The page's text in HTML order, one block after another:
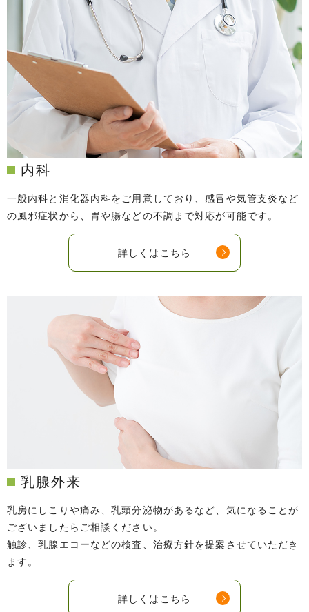
内科
一般内科と消化器内科をご用意しており、感冒や気管支炎など
の風邪症状から、
胃や腸などの不調まで対応が可能です。
詳しくはこちら
乳腺外来
乳房にしこりや痛み、乳頭分泌物があるなど、気になることが
ございましたらご相談ください。
触診、乳腺エコーなどの検査、治療方針を提案させていただき
ます。
詳しくはこちら